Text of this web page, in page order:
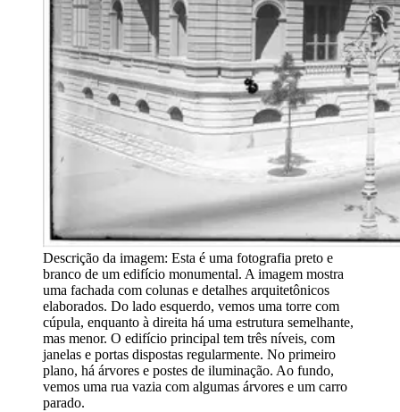
Descrição da imagem: Esta é uma fotografia preto e
branco de um edifício monumental. A imagem mostra
uma fachada com colunas e detalhes arquitetônicos
elaborados. Do lado esquerdo, vemos uma torre com
cúpula, enquanto à direita há uma estrutura semelhante,
mas menor. O edifício principal tem três níveis, com
janelas e portas dispostas regularmente. No primeiro
plano, há árvores e postes de iluminação. Ao fundo,
vemos uma rua vazia com algumas árvores e um carro
parado.